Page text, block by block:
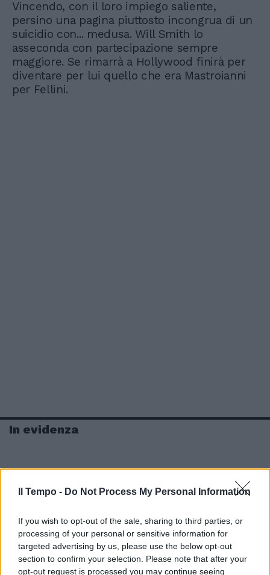
Il Tempo - Do Not Process My Personal Information
If you wish to opt-out of the sale, sharing to third parties, or
processing of your personal or sensitive information for
targeted advertising by us, please use the below opt-out
section to confirm your selection. Please note that after your
opt-out request is processed you may continue seeing
Vincendo, con il loro impiego saliente,
persino una pagina piuttosto incongrua di un
suicidio con... medusa. Will Smith lo
asseconda con partecipazione sempre
maggiore. Se rimarrà a Hollywood finirà per
diventare per lui quello che era Mastroianni
per Fellini.
In evidenza